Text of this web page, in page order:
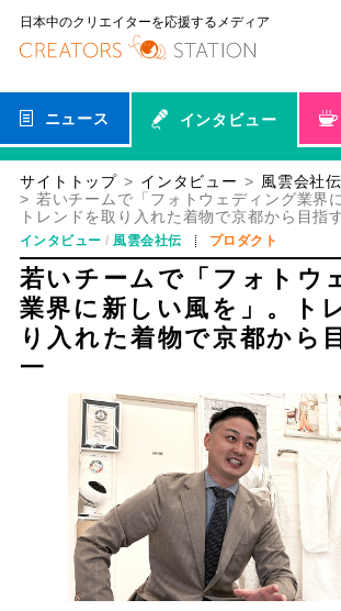
日本中のクリエイターを応援するメディア
ニュース インタビュー
サイトトップ インタビュー
風雲会社伝
若いチームで「フォトウェディング業界
トレンドを取り入れた着物で京都から目指
インタビュー 風雲会社伝 プロダクト
若いチームで「フォトウ
業界に新しい風を」。ト
り入れた着物で京都から
一